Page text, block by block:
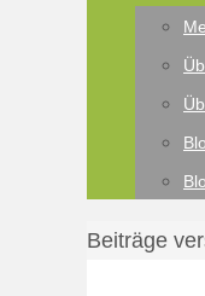
Start
Beiträge